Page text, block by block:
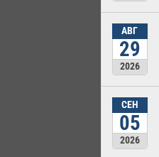
АВГ
29
2026
СЕН
05
2026